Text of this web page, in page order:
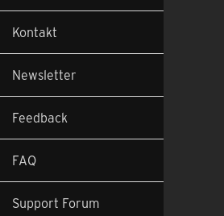
Kontakt
Newsletter
Feedback
FAQ
Support Forum